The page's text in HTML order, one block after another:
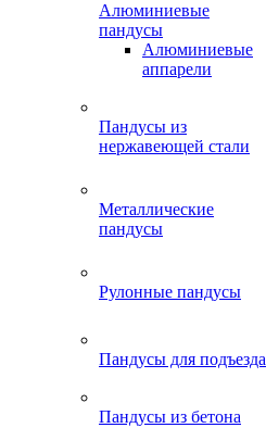
Алюминиевые
пандусы
Алюминиевые
аппарели
Пандусы из
нержавеющей стали
Металлические
пандусы
Рулонные пандусы
Пандусы для подъезда
Пандусы из бетона